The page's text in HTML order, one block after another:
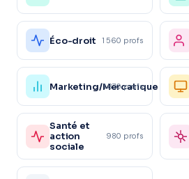
Éco-droit 1 560 profs
Marketing/Mercatique
1 870 profs
Santé et
action
sociale
980 profs